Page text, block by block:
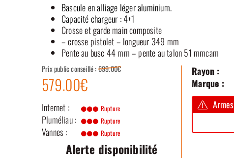
Bascule en alliage léger aluminium.
Capacité chargeur : 4+1
Crosse et garde main composite
– crosse pistolet – longueur 349 mm
Pente au busc 44 mm – pente au talon 51 mmcam
Prix public conseillé :699.00€
579.00€
Internet : Rupture
Pluméliau : Rupture
Vannes : Rupture
Alerte disponibilité
Rayon :
Marque :